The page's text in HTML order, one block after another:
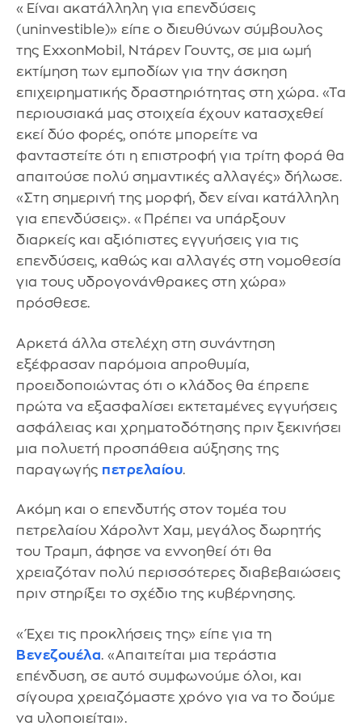
«Είναι ακατάλληλη για επενδύσεις
(uninvestible)» είπε ο διευθύνων σύμβουλος
της ExxonMobil, Ντάρεν Γουντς, σε μια ωμή
εκτίμηση των εμποδίων για την άσκηση
επιχειρηματικής δραστηριότητας στη χώρα. «Τα
περιουσιακά μας στοιχεία έχουν κατασχεθεί
εκεί δύο φορές, οπότε μπορείτε να
φανταστείτε ότι η επιστροφή για τρίτη φορά θα
απαιτούσε πολύ σημαντικές αλλαγές» δήλωσε.
«Στη σημερινή της μορφή, δεν είναι κατάλληλη
για επενδύσεις». «Πρέπει να υπάρξουν
διαρκείς και αξιόπιστες εγγυήσεις για τις
επενδύσεις, καθώς και αλλαγές στη νομοθεσία
για τους υδρογονάνθρακες στη χώρα»
πρόσθεσε.
Αρκετά άλλα στελέχη στη συνάντηση
εξέφρασαν παρόμοια απροθυμία,
προειδοποιώντας ότι ο κλάδος θα έπρεπε
πρώτα να εξασφαλίσει εκτεταμένες εγγυήσεις
ασφάλειας και χρηματοδότησης πριν ξεκινήσει
μια πολυετή προσπάθεια αύξησης της
παραγωγής πετρελαίου.
Ακόμη και ο επενδυτής στον τομέα του
πετρελαίου Χάρολντ Χαμ, μεγάλος δωρητής
του Τραμπ, άφησε να εννοηθεί ότι θα
χρειαζόταν πολύ περισσότερες διαβεβαιώσεις
πριν στηρίξει το σχέδιο της κυβέρνησης.
«Έχει τις προκλήσεις της» είπε για τη
Βενεζουέλα. «Απαιτείται μια τεράστια
επένδυση, σε αυτό συμφωνούμε όλοι, και
σίγουρα χρειαζόμαστε χρόνο για να το δούμε
να υλοποιείται».